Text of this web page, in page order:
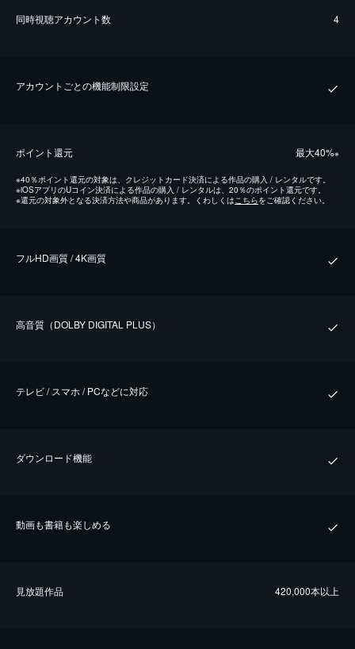
同時視聴アカウント数 4
アカウントごとの機能制限設定
ポイント還元 最⼤40%※
※40％ポイント還元の対象は、クレジットカード決済による作品の購入 / レンタルです。
※iOSアプリのUコイン決済による作品の購入 / レンタルは、20％のポイント還元です。
※還元の対象外となる決済方法や商品があります。くわしくはこちらをご確認ください。
フルHD画質 / 4K画質
⾼⾳質（DOLBY DIGITAL PLUS）
テレビ / スマホ / PCなどに対応
ダウンロード機能
動画も書籍も楽しめる
⾒放題作品 420,000本以上